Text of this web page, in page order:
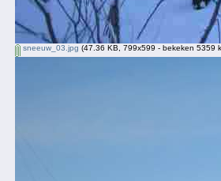
sneeuw_03.jpg (47.36 KB, 799x599 - bekeken 5359